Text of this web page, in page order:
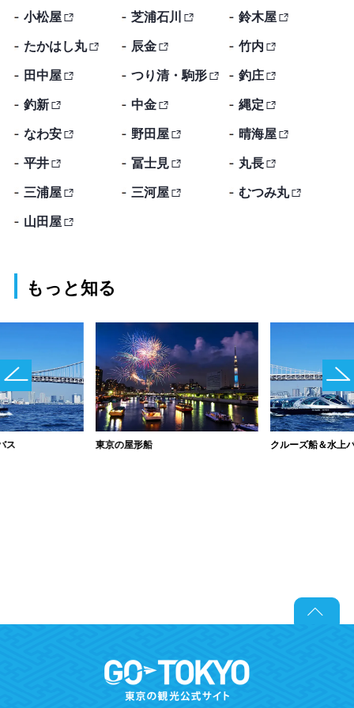
小松屋 芝浦石川
鈴木屋
たかはし丸
辰金
竹内
田中屋
つり清・駒形
釣庄
釣新
中金
縄定
なわ安
野田屋
晴海屋
平井
冨士見
丸長
三浦屋
三河屋
むつみ丸
山田屋
もっと知る
ス 東京の屋形船 クルーズ船＆水上